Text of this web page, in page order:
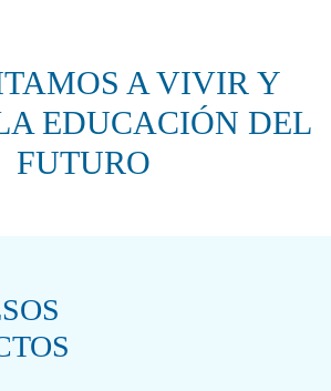
A VIVIR Y
EDUCACIÓN DEL
FUTURO